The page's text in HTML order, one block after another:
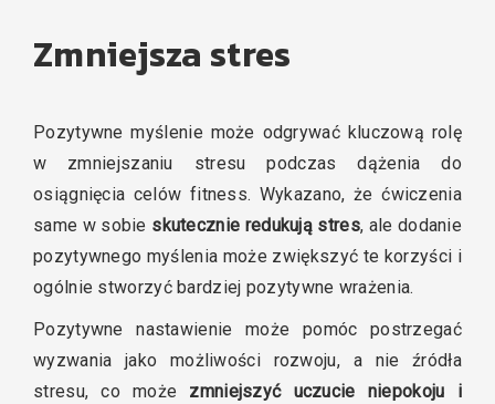
Zmniejsza stres
Pozytywne myślenie może odgrywać kluczową rolę
w zmniejszaniu stresu podczas dążenia do
osiągnięcia celów fitness. Wykazano, że ćwiczenia
same w sobie skutecznie redukują stres, ale dodanie
pozytywnego myślenia może zwiększyć te korzyści i
ogólnie stworzyć bardziej pozytywne wrażenia.
Pozytywne nastawienie może pomóc postrzegać
wyzwania jako możliwości rozwoju, a nie źródła
stresu, co może zmniejszyć uczucie niepokoju i